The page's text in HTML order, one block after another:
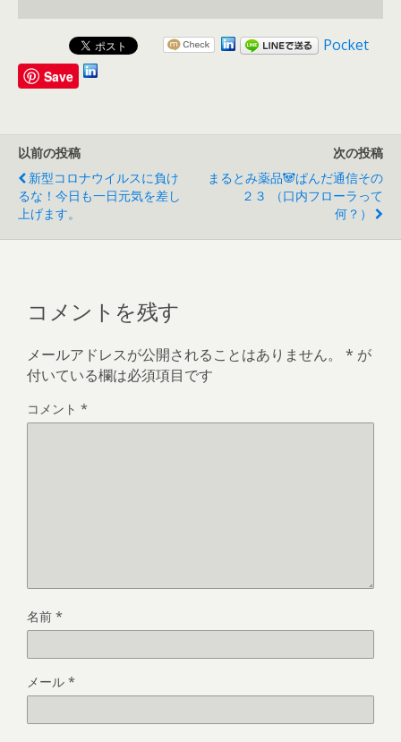
Pocket
Save
以前の投稿
新型コロナウイルスに負け
るな！今日も一日元気を差し
上げます。
次の投稿
まるとみ薬品🐼ぱんだ通信その
２３ （口内フローラって
何？）
コメントを残す
メールアドレスが公開されることはありません。 * が
付いている欄は必須項目です
コメント *
名前 *
メール *